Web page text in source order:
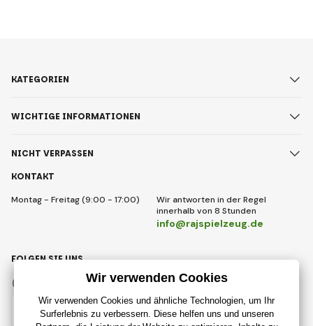
KONTAKT
Montag - Freitag (9:00 - 17:00)
Wir antworten in der Regel
innerhalb von 8 Stunden
info@rajspielzeug.de
KATEGORIEN
WICHTIGE INFORMATIONEN
NICHT VERPASSEN
Deutsch
FOLGEN SIE UNS
Instagram